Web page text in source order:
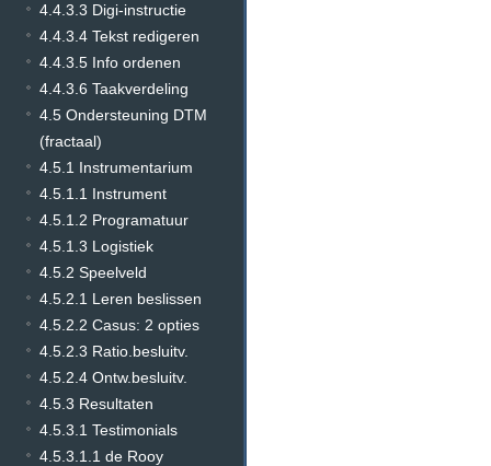
4.4.3.3 Digi-instructie
4.4.3.4 Tekst redigeren
4.4.3.5 Info ordenen
4.4.3.6 Taakverdeling
4.5 Ondersteuning DTM
(fractaal)
4.5.1 Instrumentarium
4.5.1.1 Instrument
4.5.1.2 Programatuur
4.5.1.3 Logistiek
4.5.2 Speelveld
4.5.2.1 Leren beslissen
4.5.2.2 Casus: 2 opties
4.5.2.3 Ratio.besluitv.
4.5.2.4 Ontw.besluitv.
4.5.3 Resultaten
4.5.3.1 Testimonials
4.5.3.1.1 de Rooy